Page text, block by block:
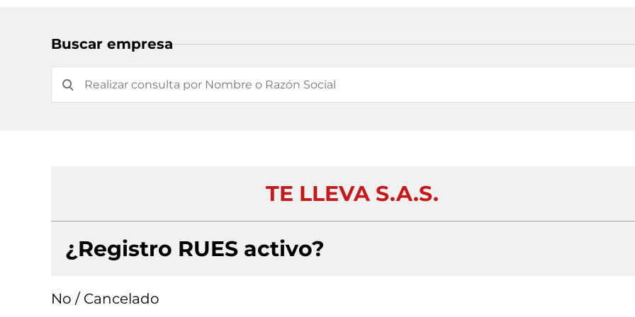
Buscar empresa
TE LLEVA S.A.S.
¿Registro RUES activo?
No / Cancelado